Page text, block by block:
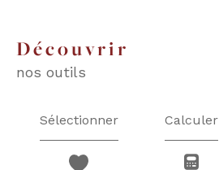
découvrir
nos outils
Sélectionner Calculer